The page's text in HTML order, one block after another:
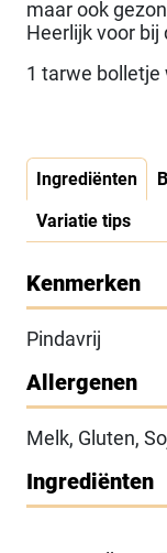
maar ook
Heerlijk voor bij
1 tarwe bolletje
Ingrediënten
Variatie tips
Kenmerken
Pindavrij
Allergenen
Melk, Gluten,
Ingrediënten